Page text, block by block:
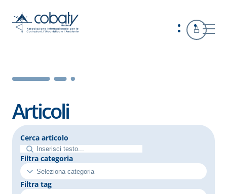
Articoli
Cerca articolo
Filtra categoria
Filtra tag